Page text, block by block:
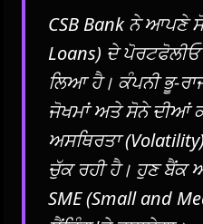
CSB Bank ਨੇ ਆਪਣੇ
Loans) ਦੇ
ਲਿਆ ਹੈ। ਕੰਪਨੀ ਭੂ-
ਜੋਖਮਾਂ ਅਤੇ ਸੋਨੇ ਦੀਆਂ
ਅਸਥਿਰਤਾ
ਚੁੱਕ ਰਹੀ ਹੈ। ਹੁਣ
SME (Small and